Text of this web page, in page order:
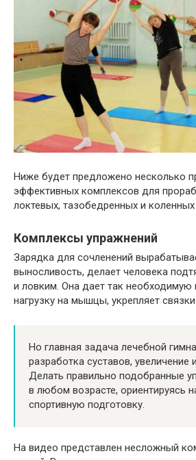
Ниже будет предложено несколько
эффективных комплексов для
локтевых, тазобедренных и коленных
Комплексы упражнений
Зарядка для сочленений
выносливость, делает человека
и ловким. Она дает так необходимую
нагрузку на мышцы, укрепляет
Но главная задача лечебной
разработка суставов, увеличение
Делать правильно подобранные
в любом возрасте, ориентируясь
спортивную подготовку.
На видео представлен несложный